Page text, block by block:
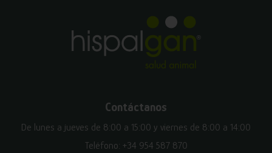
Contáctanos
De lunes a jueves de 8:00 a 15:00 y viernes de 8:00 a 14:00
Teléfono: +34 954 587 870